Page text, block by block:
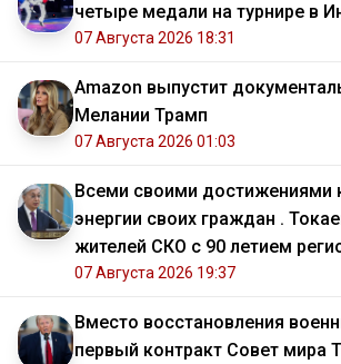
четыре медали на турнире в
07 Августа 2026 18:31
Amazon выпустит
Мелании Трамп
07 Августа 2026 01:03
Всеми своими достижениями
энергии своих граждан .
жителей СКО с 90 летием
07 Августа 2026 19:37
Вместо восстановления
первый контракт Совет мира